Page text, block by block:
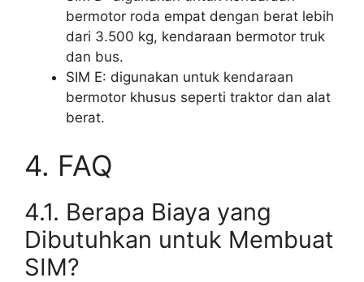
bermotor roda empat dengan berat lebih
dari 3.500 kg, kendaraan bermotor truk
dan bus.
SIM E: digunakan untuk kendaraan
bermotor khusus seperti traktor dan alat
berat.
4. FAQ
4.1. Berapa Biaya yang
Dibutuhkan untuk Membuat
SIM?